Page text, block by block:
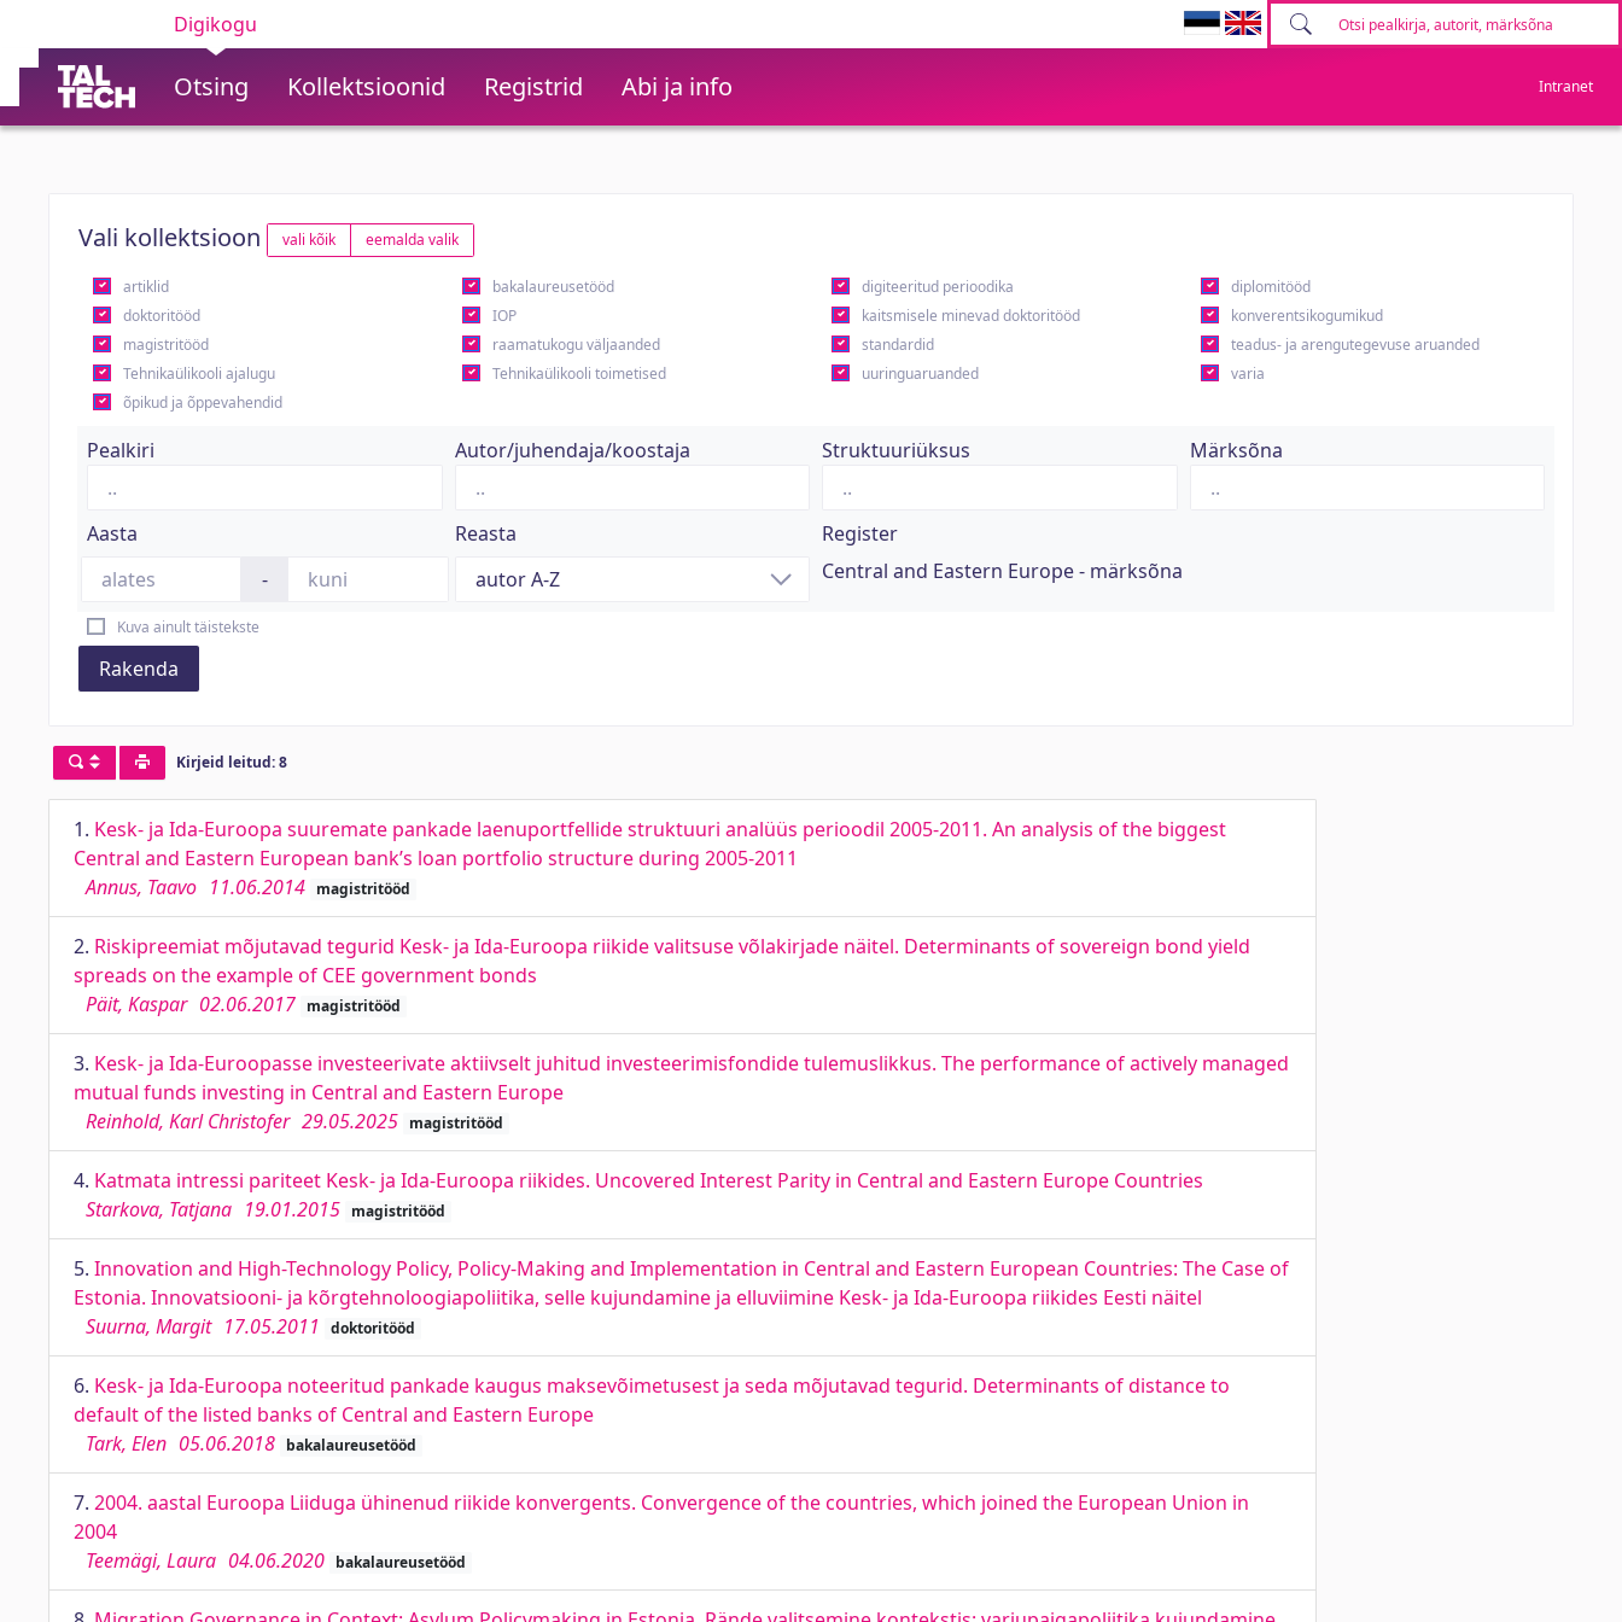
Digikogu
Otsing Kollektsioonid Registrid Abi ja info Intranet
Vali kollektsioon vali kõik eemalda valik
artiklid bakalaureusetööd digiteeritud perioodika
diplomitööd
doktoritööd
IOP kaitsmisele minevad doktoritööd
konverentsikogumikud
magistritööd
raamatukogu väljaanded standardid
teadus- ja arengutegevuse aruanded
Tehnikaülikooli ajalugu
Tehnikaülikooli toimetised uuringuaruanded
varia
õpikud ja õppevahendid
Pealkiri Autor/juhendaja/koostaja Struktuuriüksus Märksõna
Aasta
-
Reasta
Register
Central and Eastern Europe - märksõna
Kuva ainult täistekste
Rakenda
Kirjeid leitud: 8
1. Kesk- ja Ida-Euroopa suuremate pankade laenuportfellide struktuuri analüüs perioodil 2005-2011. An analysis of the biggest
Central and Eastern European bank’s loan portfolio structure during 2005-2011
Annus, Taavo 11.06.2014 magistritööd
2. Riskipreemiat mõjutavad tegurid Kesk- ja Ida-Euroopa riikide valitsuse võlakirjade näitel. Determinants of sovereign bond yield
spreads on the example of CEE government bonds
Päit, Kaspar 02.06.2017 magistritööd
3. Kesk- ja Ida-Euroopasse investeerivate aktiivselt juhitud investeerimisfondide tulemuslikkus. The performance of actively managed
mutual funds investing in Central and Eastern Europe
Reinhold, Karl Christofer 29.05.2025 magistritööd
4. Katmata intressi pariteet Kesk- ja Ida-Euroopa riikides. Uncovered Interest Parity in Central and Eastern Europe Countries
Starkova, Tatjana 19.01.2015 magistritööd
5. Innovation and High-Technology Policy, Policy-Making and Implementation in Central and Eastern European Countries: The Case of
Estonia. Innovatsiooni- ja kõrgtehnoloogiapoliitika, selle kujundamine ja elluviimine Kesk- ja Ida-Euroopa riikides Eesti näitel
Suurna, Margit 17.05.2011 doktoritööd
6. Kesk- ja Ida-Euroopa noteeritud pankade kaugus maksevõimetusest ja seda mõjutavad tegurid. Determinants of distance to
default of the listed banks of Central and Eastern Europe
Tark, Elen 05.06.2018 bakalaureusetööd
7. 2004. aastal Euroopa Liiduga ühinenud riikide konvergents. Convergence of the countries, which joined the European Union in
2004
Teemägi, Laura 04.06.2020 bakalaureusetööd